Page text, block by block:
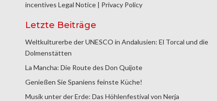
incentives Legal Notice | Privacy Policy
Letzte Beiträge
Weltkulturerbe der UNESCO in Andalusien: El Torcal und die
Dolmenstätten
La Mancha: Die Route des Don Quijote
Genießen Sie Spaniens feinste Küche!
Musik unter der Erde: Das Höhlenfestival von Nerja